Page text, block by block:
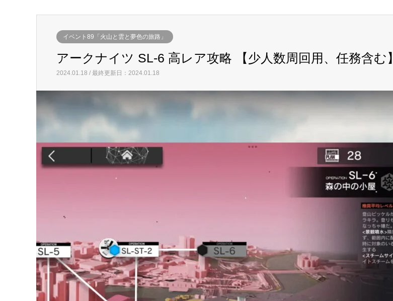
イベント89「火山と雲と夢色の旅路」
アークナイツ SL-6 高レア攻略 【少人数周回用、任務含む】
2024.01.18 / 最終更新日：2024.01.18